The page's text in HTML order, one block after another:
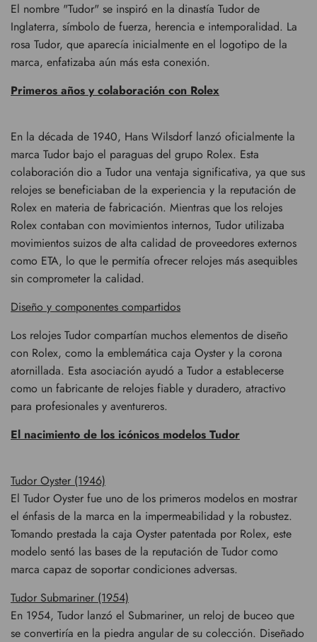
El nombre "Tudor" se inspiró en la dinastía Tudor de
Inglaterra, símbolo de fuerza, herencia e intemporalidad. La
rosa Tudor, que aparecía inicialmente en el logotipo de la
marca, enfatizaba aún más esta conexión.
Primeros años y colaboración con Rolex
En la década de 1940, Hans Wilsdorf lanzó oficialmente la
marca Tudor bajo el paraguas del grupo Rolex. Esta
colaboración dio a Tudor una ventaja significativa, ya que sus
relojes se beneficiaban de la experiencia y la reputación de
Rolex en materia de fabricación. Mientras que los relojes
Rolex contaban con movimientos internos, Tudor utilizaba
movimientos suizos de alta calidad de proveedores externos
como ETA, lo que le permitía ofrecer relojes más asequibles
sin comprometer la calidad.
Diseño y componentes compartidos
Los relojes Tudor compartían muchos elementos de diseño
con Rolex, como la emblemática caja Oyster y la corona
atornillada. Esta asociación ayudó a Tudor a establecerse
como un fabricante de relojes fiable y duradero, atractivo
para profesionales y aventureros.
El nacimiento de los icónicos modelos Tudor
Tudor Oyster (1946)
El Tudor Oyster fue uno de los primeros modelos en mostrar
el énfasis de la marca en la impermeabilidad y la robustez.
Tomando prestada la caja Oyster patentada por Rolex, este
modelo sentó las bases de la reputación de Tudor como
marca capaz de soportar condiciones adversas.
Tudor Submariner (1954)
En 1954, Tudor lanzó el Submariner, un reloj de buceo que
se convertiría en la piedra angular de su colección. Diseñado